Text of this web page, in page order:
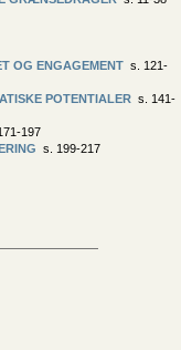
OG ENGAGEMENT s. 121-
POTENTIALER s. 141-
197
s. 199-217